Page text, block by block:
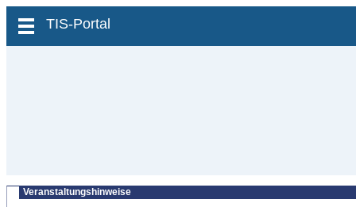
zum Inhalt wechseln
TIS-Portal
Veranstaltungshinweise